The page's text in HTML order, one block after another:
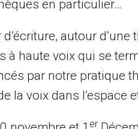
en particulier…
autour d’une
haute voix qui se
par notre pratique
la voix dans l’espace
er